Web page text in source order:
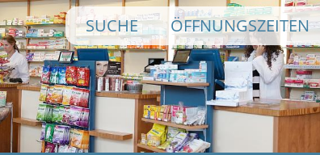
Direkt
zum
Inhalt
SUCHE ÖFFNUNGSZEITEN